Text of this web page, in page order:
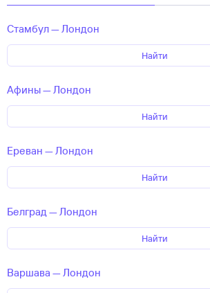
Стамбул — Лондон
Найти
Афины — Лондон
Найти
Ереван — Лондон
Найти
Белград — Лондон
Найти
Варшава — Лондон